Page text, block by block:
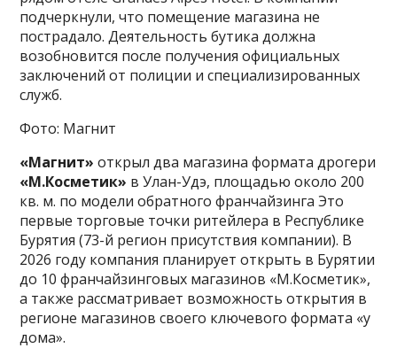
подчеркнули, что помещение магазина не
пострадало. Деятельность бутика должна
возобновится после получения официальных
заключений от полиции и специализированных
служб.
Фото: Магнит
«Магнит» открыл два магазина формата дрогери
«М.Косметик» в Улан-Удэ, площадью около 200
кв. м. по модели обратного франчайзинга Это
первые торговые точки ритейлера в Республике
Бурятия (73-й регион присутствия компании). В
2026 году компания планирует открыть в Бурятии
до 10 франчайзинговых магазинов «М.Косметик»,
а также рассматривает возможность открытия в
регионе магазинов своего ключевого формата «у
дома».